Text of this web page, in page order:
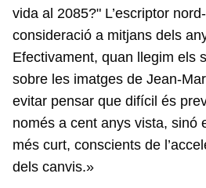
vida al 2085?" L’escriptor
consideració a mitjans dels
Efectivament, quan llegim els
sobre les imatges de Jean-
evitar pensar que difícil és
només a cent anys vista, sinó
més curt, conscients de
dels canvis.»